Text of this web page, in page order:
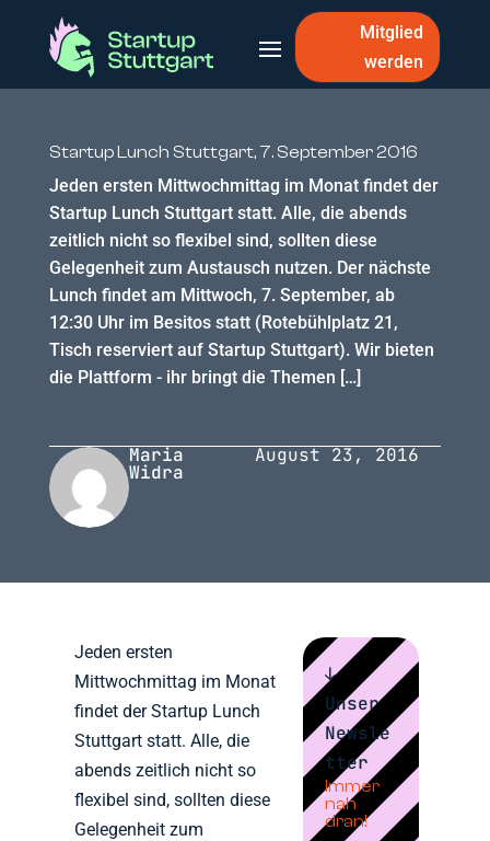
Mitglied
werden
Startup Lunch Stuttgart, 7. September 2016
Jeden ersten Mittwochmittag im Monat findet der
Startup Lunch Stuttgart statt. Alle, die abends
zeitlich nicht so flexibel sind, sollten diese
Gelegenheit zum Austausch nutzen. Der nächste
Lunch findet am Mittwoch, 7. September, ab
12:30 Uhr im Besitos statt (Rotebühlplatz 21,
Tisch reserviert auf Startup Stuttgart). Wir bieten
die Plattform - ihr bringt die Themen […]
Maria
Widra
August 23, 2016
Jeden ersten
Mittwochmittag im Monat
findet der Startup Lunch
Stuttgart statt. Alle, die
abends zeitlich nicht so
flexibel sind, sollten diese
Gelegenheit zum
↓
Unser
Newsle
tter
Immer
nah
dran!